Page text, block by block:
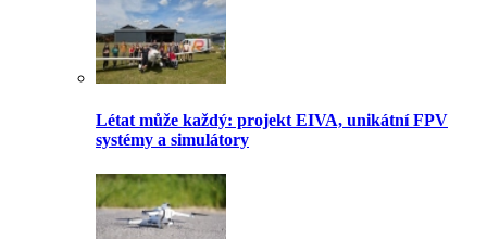
Létat může každý: projekt EIVA, unikátní FPV
systémy a simulátory